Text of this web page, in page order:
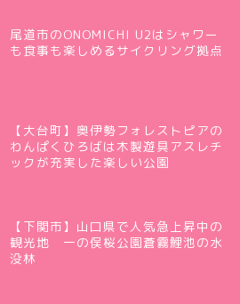
尾道市のONOMICHI U2はシャワー
も食事も楽しめるサイクリング拠点
【大台町】奥伊勢フォレストピアの
わんぱくひろばは木製遊具アスレチ
ックが充実した楽しい公園
【下関市】山口県で人気急上昇中の
観光地 一の俣桜公園蒼霧鯉池の水
没林